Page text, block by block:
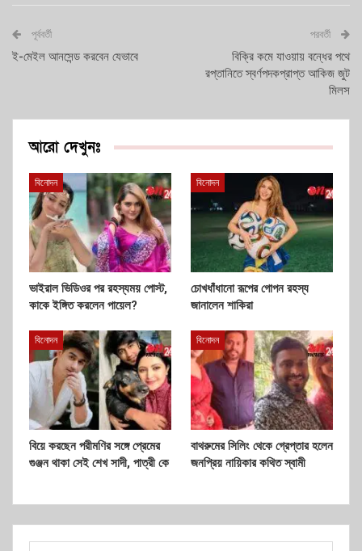
পূর্ববর্তী
ই-মেইল আনসেন্ড করবেন যেভাবে
পরবর্তী
বিক্রি কমে যাওয়ায় বন্ধের পথে
রপ্তানিতে স্বর্ণপদকপ্রাপ্ত আকিজ জুট
মিলস
আরো দেখুনঃ
বিনোদন
ভাইরাল ভিডিওর পর রহস্যময় পোস্ট,
কাকে ইঙ্গিত করলেন পায়েল?
বিনোদন
চোখধাঁধানো রূপের গোপন রহস্য
জানালেন শাকিরা
বিনোদন
বিয়ে করছেন পরীমণির সঙ্গে প্রেমের
গুঞ্জন থাকা সেই শেখ সাদী, পাত্রী কে
বিনোদন
বাথরুমের সিলিং থেকে গ্রেপ্তার হলেন
জনপ্রিয় নায়িকার কথিত স্বামী